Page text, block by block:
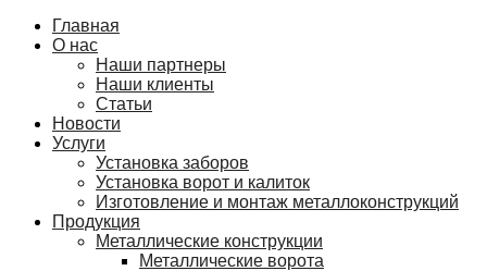
Главная
О нас
Наши партнеры
Наши клиенты
Статьи
Новости
Услуги
Установка заборов
Установка ворот и калиток
Изготовление и монтаж металлоконструкций
Продукция
Металлические конструкции
Металлические ворота